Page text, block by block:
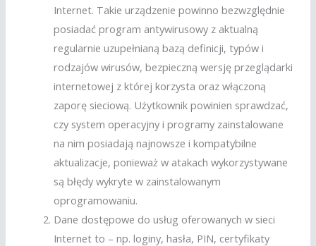
Internet. Takie urządzenie powinno bezwzględnie
posiadać program antywirusowy z aktualną
regularnie uzupełnianą bazą definicji, typów i
rodzajów wirusów, bezpieczną wersję przeglądarki
internetowej z której korzysta oraz włączoną
zaporę sieciową. Użytkownik powinien sprawdzać,
czy system operacyjny i programy zainstalowane
na nim posiadają najnowsze i kompatybilne
aktualizacje, ponieważ w atakach wykorzystywane
są błędy wykryte w zainstalowanym
oprogramowaniu.
Dane dostępowe do usług oferowanych w sieci
Internet to – np. loginy, hasła, PIN, certyfikaty